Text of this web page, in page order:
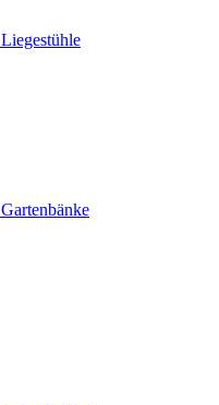
Liegestühle
Gartenbänke